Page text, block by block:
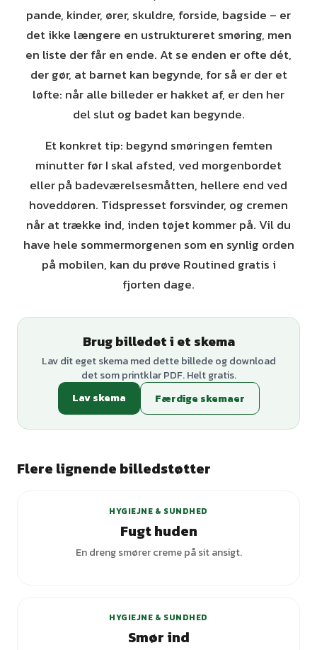
pande, kinder, ører, skuldre, forside, bagside – er
det ikke længere en ustruktureret smøring, men
en liste der får en ende. At se enden er ofte dét,
der gør, at barnet kan begynde, for så er der et
løfte: når alle billeder er hakket af, er den her
del slut og badet kan begynde.
Et konkret tip: begynd smøringen femten
minutter før I skal afsted, ved morgenbordet
eller på badeværelsesmåtten, hellere end ved
hoveddøren. Tidspresset forsvinder, og cremen
når at trække ind, inden tøjet kommer på. Vil du
have hele sommermorgenen som en synlig orden
på mobilen, kan du prøve Routined gratis i
fjorten dage.
Brug billedet i et skema
Lav dit eget skema med dette billede og download
det som printklar PDF. Helt gratis.
Lav skema
Færdige skemaer
Flere lignende billedstøtter
HYGIEJNE & SUNDHED
Fugt huden
En dreng smører creme på sit ansigt.
HYGIEJNE & SUNDHED
Smør ind